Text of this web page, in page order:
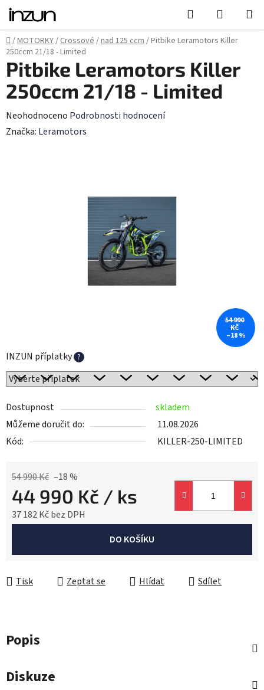
Přejít
obsah
Hledat
KOŠÍK
Domů
/MOTORKY/Crossové/nad 125 ccm/Pitbike Leramotors Killer
250ccm 21/18 - Limited
INZUN příplatky ?
Dostupnost
skladem
Můžeme doručit do:
11.08.2026
Kód:
KILLER-250-LIMITED
54 990 Kč –18 %
44 990 Kč / ks
37 182 Kčbez DPH
DO KOŠÍKU
Tisk Zeptat se Hlídat Sdílet
Pitbike Leramotors Killer
250ccm 21/18 - Limited
Průměrné
hodnocení
Neohodnoceno Podrobnosti hodnocení
Značka: Leramotors
54 990
KČ
–18 %
Popis
Diskuze